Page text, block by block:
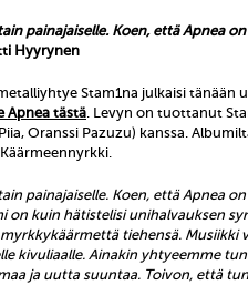
painajaiselle. Koen, että Apnea
Hyyrynen
Stam1na julkaisi tänään
Apnea tästä. Levyn on tuottanut
Oranssi Pazuzu) kanssa.
painajaiselle. Koen, että Apnea
on kuin hätistelisi unihalvauksen
tiehensä. Musiikki
kivuliaalle. Ainakin yhtyeemme
ja uutta suuntaa. Toivon, että